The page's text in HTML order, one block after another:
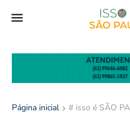
Página inicial # isso é SÃO